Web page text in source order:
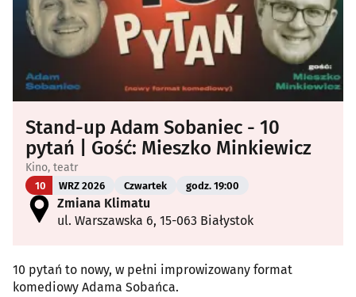
Stand-up Adam Sobaniec - 10
pytań | Gość: Mieszko Minkiewicz
Kino, teatr
10 WRZ 2026 Czwartek godz. 19:00
Zmiana Klimatu
ul. Warszawska 6, 15-063 Białystok
10 pytań to nowy, w pełni improwizowany format
komediowy Adama Sobańca.